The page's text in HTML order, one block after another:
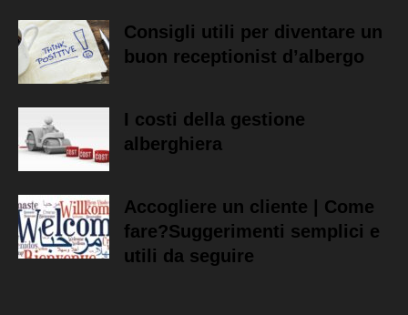
Consigli utili per diventare un
buon receptionist d’albergo
I costi della gestione
alberghiera
Accogliere un cliente | Come
fare?Suggerimenti semplici e
utili da seguire